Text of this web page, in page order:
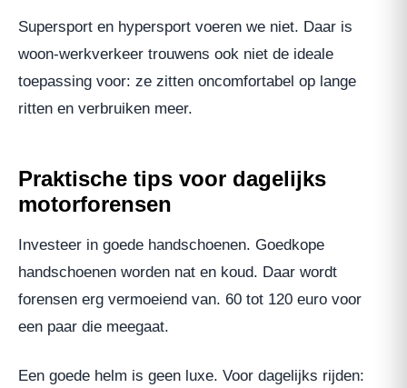
Supersport en hypersport voeren we niet. Daar is
woon-werkverkeer trouwens ook niet de ideale
toepassing voor: ze zitten oncomfortabel op lange
ritten en verbruiken meer.
Praktische tips voor dagelijks
motorforensen
Investeer in goede handschoenen. Goedkope
handschoenen worden nat en koud. Daar wordt
forensen erg vermoeiend van. 60 tot 120 euro voor
een paar die meegaat.
Een goede helm is geen luxe. Voor dagelijks rijden: